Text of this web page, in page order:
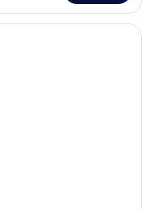
d’hôtel avec un